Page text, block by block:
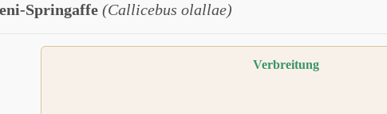
Springaffe (Callicebus olallae)
Verbreitung